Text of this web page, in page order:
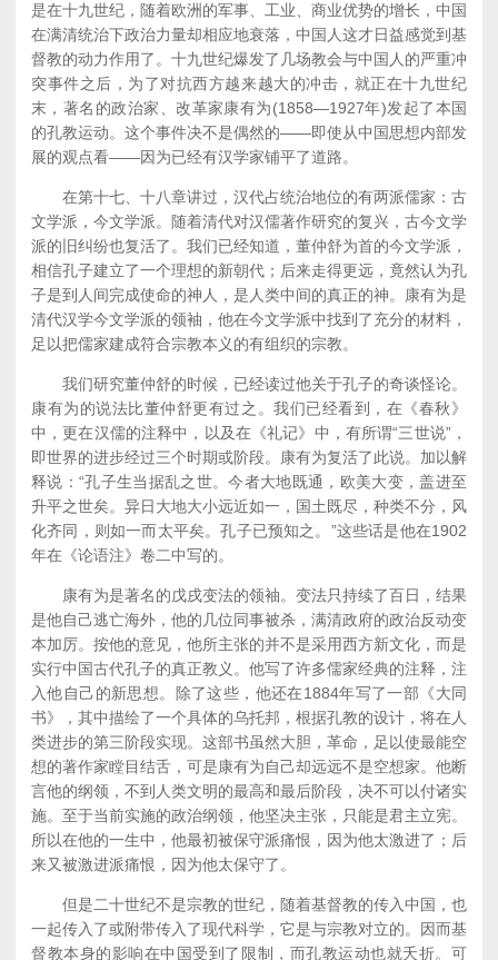
是在十九世纪，随着欧洲的军事、工业、商业优势的增长，中国
在满清统治下政治力量却相应地衰落，中国人这才日益感觉到基
督教的动力作用了。十九世纪爆发了几场教会与中国人的严重冲
突事件之后，为了对抗西方越来越大的冲击，就正在十九世纪
末，著名的政治家、改革家康有为(1858—1927年)发起了本国
的孔教运动。这个事件决不是偶然的——即使从中国思想内部发
展的观点看——因为已经有汉学家铺平了道路。
在第十七、十八章讲过，汉代占统治地位的有两派儒家：古
文学派，今文学派。随着清代对汉儒著作研究的复兴，古今文学
派的旧纠纷也复活了。我们已经知道，董仲舒为首的今文学派，
相信孔子建立了一个理想的新朝代；后来走得更远，竟然认为孔
子是到人间完成使命的神人，是人类中间的真正的神。康有为是
清代汉学今文学派的领袖，他在今文学派中找到了充分的材料，
足以把儒家建成符合宗教本义的有组织的宗教。
我们研究董仲舒的时候，已经读过他关于孔子的奇谈怪论。
康有为的说法比董仲舒更有过之。我们已经看到，在《春秋》
中，更在汉儒的注释中，以及在《礼记》中，有所谓“三世说”，
即世界的进步经过三个时期或阶段。康有为复活了此说。加以解
释说：“孔子生当据乱之世。今者大地既通，欧美大变，盖进至
升平之世矣。异日大地大小远近如一，国土既尽，种类不分，风
化齐同，则如一而太平矣。孔子已预知之。”这些话是他在1902
年在《论语注》卷二中写的。
康有为是著名的戊戌变法的领袖。变法只持续了百日，结果
是他自己逃亡海外，他的几位同事被杀，满清政府的政治反动变
本加厉。按他的意见，他所主张的并不是采用西方新文化，而是
实行中国古代孔子的真正教义。他写了许多儒家经典的注释，注
入他自己的新思想。除了这些，他还在1884年写了一部《大同
书》，其中描绘了一个具体的乌托邦，根据孔教的设计，将在人
类进步的第三阶段实现。这部书虽然大胆，革命，足以使最能空
想的著作家瞠目结舌，可是康有为自己却远远不是空想家。他断
言他的纲领，不到人类文明的最高和最后阶段，决不可以付诸实
施。至于当前实施的政治纲领，他坚决主张，只能是君主立宪。
所以在他的一生中，他最初被保守派痛恨，因为他太激进了；后
来又被激进派痛恨，因为他太保守了。
但是二十世纪不是宗教的世纪，随着基督教的传入中国，也
一起传入了或附带传入了现代科学，它是与宗教对立的。因而基
督教本身的影响在中国受到了限制，而孔教运动也就夭折。可